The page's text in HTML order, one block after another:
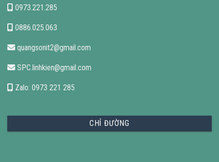
0973.221.285
0886.025.063
quangsonit2@gmail.com
SPC.linhkien@gmail.com
Zalo: 0973 221 285
CHỈ ĐƯỜNG